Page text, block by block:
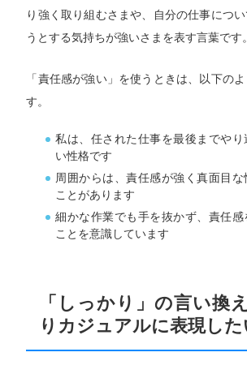
り強く取り組むさまや、自分の仕事につ
うとする気持ちが強いさまを表す言葉です。
「責任感が強い」を使うときは、以下の
す。
私は、任された仕事を最後までや
い性格です
周囲からは、責任感が強く真面目
ことがあります
細かな作業でも手を抜かず、責任感
ことを意識しています
「しっかり」の言い換
りカジュアルに表現した